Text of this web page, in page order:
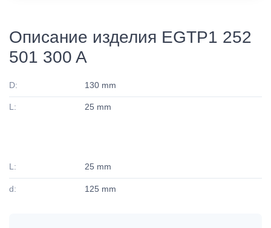
Описание изделия EGTP1 252
501 300 A
D: 130 mm
L: 25 mm
L: 25 mm
d: 125 mm